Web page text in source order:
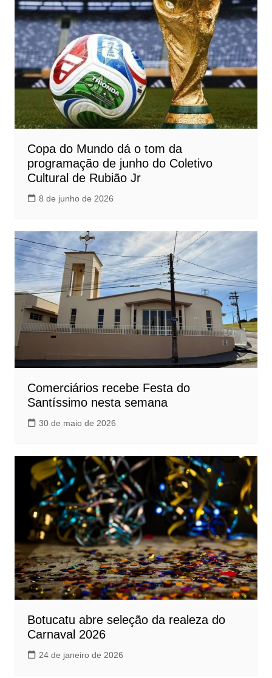
Copa do Mundo dá o tom da
programação de junho do Coletivo
Cultural de Rubião Jr
8 de junho de 2026
Comerciários recebe Festa do
Santíssimo nesta semana
30 de maio de 2026
Botucatu abre seleção da realeza do
Carnaval 2026
24 de janeiro de 2026